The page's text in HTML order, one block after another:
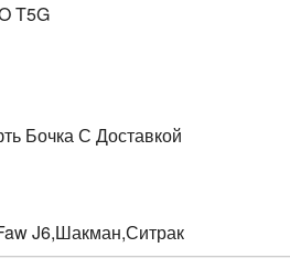
T5G
Бочка С Доставкой
J6,Шакман,Ситрак